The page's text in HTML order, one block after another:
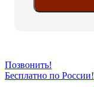
Позвонить!
Бесплатно по России!